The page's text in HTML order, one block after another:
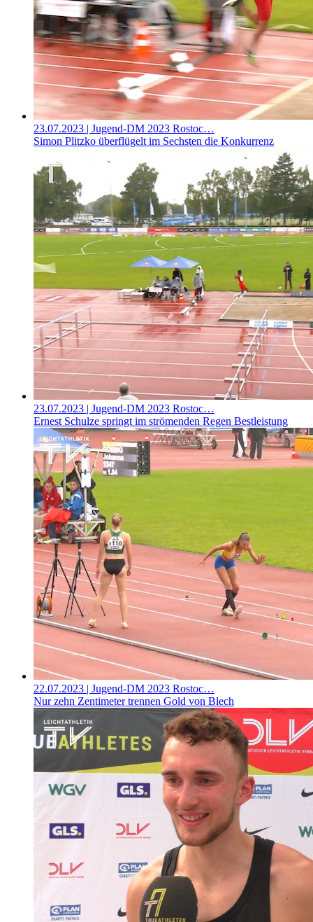
23.07.2023 | Jugend-DM 2023 Rostoc…
Simon Plitzko überflügelt im Sechsten die Konkurrenz
23.07.2023 | Jugend-DM 2023 Rostoc…
Ernest Schulze springt im strömenden Regen Bestleistung
22.07.2023 | Jugend-DM 2023 Rostoc…
Nur zehn Zentimeter trennen Gold von Blech